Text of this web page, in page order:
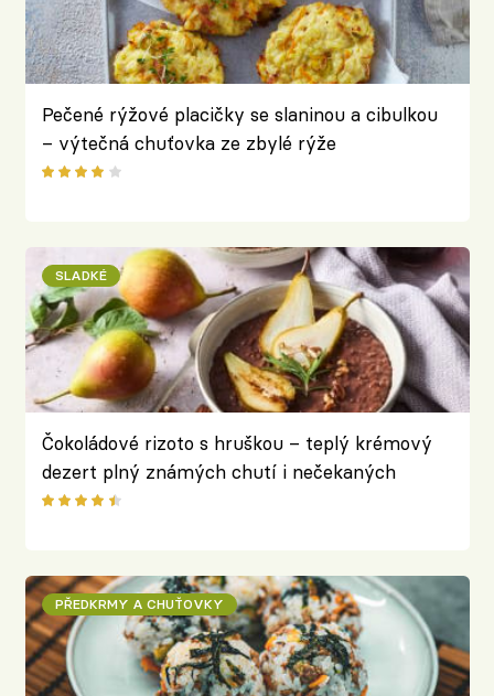
Pečené rýžové placičky se slaninou a cibulkou
– výtečná chuťovka ze zbylé rýže
SLADKÉ
Čokoládové rizoto s hruškou – teplý krémový
dezert plný známých chutí i nečekaných
kontrastů
PŘEDKRMY A CHUŤOVKY